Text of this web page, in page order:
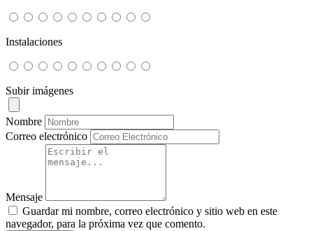
Instalaciones
Subir imágenes
Nombre
Correo electrónico
Mensaje
Guardar mi nombre, correo electrónico y sitio web en este
navegador, para la próxima vez que comento.